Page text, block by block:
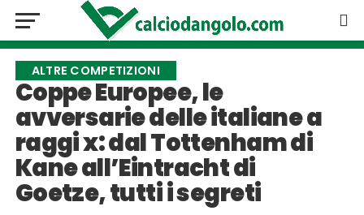
ALTRE COMPETIZIONI
Coppe Europee, le
avversarie delle italiane a
raggi x: dal Tottenham di
Kane all’Eintracht di
Goetze, tutti i segreti